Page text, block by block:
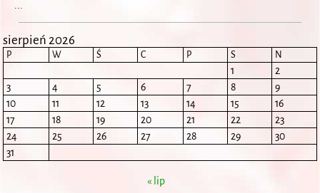
sierpień 2026
P W Ś C P S N
1
2
3
4 5 6 7 8
9
10
11 12 13 14 15
16
17
18 19 20 21 22
23
24
25 26 27 28 29
30
31
« lip